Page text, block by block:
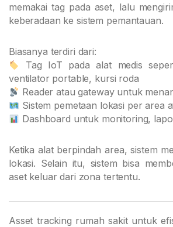
memakai tag pada aset, lalu
keberadaan ke sistem pemantauan.
Biasanya terdiri dari:
Tag IoT pada alat medis
ventilator portable, kursi roda
Reader atau gateway untuk
Sistem pemetaan lokasi per area
Dashboard untuk monitoring,
Ketika alat berpindah area, sistem
lokasi. Selain itu, sistem bisa
aset keluar dari zona tertentu.
Asset tracking rumah sakit untuk